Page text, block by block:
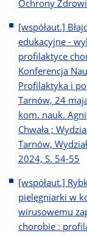
Ochrony
[współaut.]
edukacyjne -
profilaktyce
Konferencja
Profilaktyka i
Tarnów, 24
kom. nauk.
Chwała ;
Tarnów,
2024, S. 54-55
[współaut.]
pielęgniarki w
wirusowemu
chorobie :